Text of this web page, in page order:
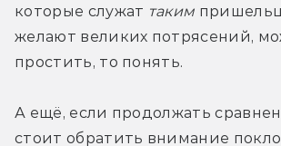
которые служат таким
желают великих потрясений,
простить, то понять.
А ещё, если продолжать
стоит обратить внимание